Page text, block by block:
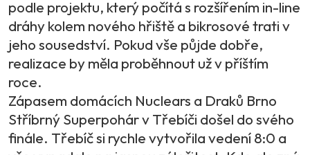
podle projektu, který počítá s rozšířením in-line
dráhy kolem nového hřiště a bikrosové trati v
jeho sousedství. Pokud vše půjde dobře,
realizace by měla proběhnout už v příštím
roce.
Zápasem domácích Nuclears a Draků Brno
Stříbrný Superpohár v Třebíči došel do svého
finále. Třebíč si rychle vytvořila vedení 8:0 a